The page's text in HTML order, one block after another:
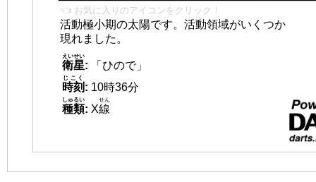
👈 お気に入りのアイコンをクリック！
活動極小期の太陽です。活動領域がいくつか
現れました。
衛星
えいせい
:
「ひので」
時刻
じこく
: 10時36分
種類
しゅるい
: X線
せん